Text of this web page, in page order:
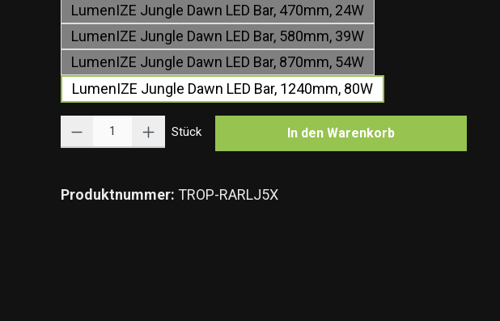
LumenIZE Jungle Dawn LED Bar, 470mm, 24W
LumenIZE Jungle Dawn LED Bar, 580mm, 39W
LumenIZE Jungle Dawn LED Bar, 870mm, 54W
LumenIZE Jungle Dawn LED Bar, 1240mm, 80W
Stück In den Warenkorb
Produktnummer: TROP-RARLJ5X